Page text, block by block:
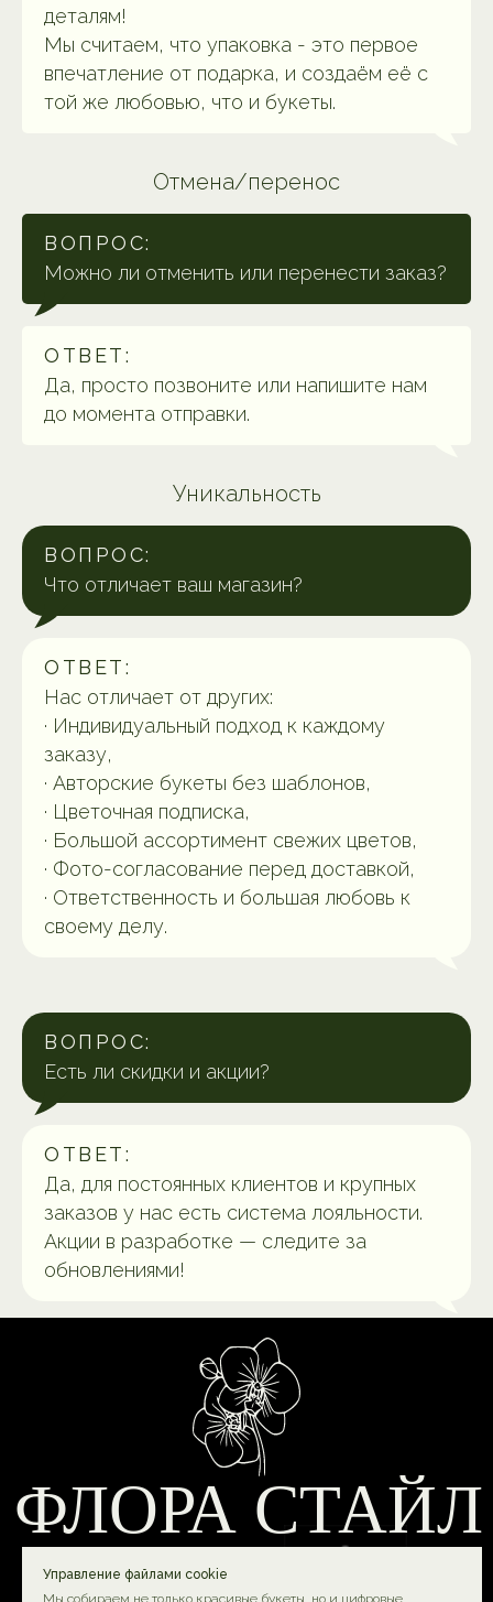
Управление файлами cookie
Мы собираем не только красивые букеты, но и цифровые
деталям!
Мы считаем, что упаковка - это первое
впечатление от подарка, и создаём её с
той же любовью, что и букеты.
Отмена/перенос
ВОПРОС:
Можно ли отменить или перенести заказ?
ОТВЕТ:
Да, просто позвоните или напишите нам
до момента отправки.
Уникальность
ВОПРОС:
Что отличает ваш магазин?
ОТВЕТ:
Нас отличает от других:
· Индивидуальный подход к каждому
заказу,
· Авторские букеты без шаблонов,
· Цветочная подписка,
· Большой ассортимент свежих цветов,
· Фото-согласование перед доставкой,
· Ответственность и большая любовь к
своему делу.
ВОПРОС:
Есть ли скидки и акции?
ОТВЕТ:
Да, для постоянных клиентов и крупных
заказов у нас есть система лояльности.
Акции в разработке — следите за
обновлениями!